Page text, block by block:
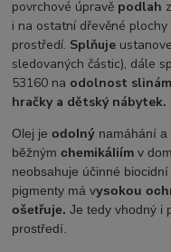
povrchové úpravě podlah
i na ostatní dřevěné
prostředí. Splňuje
sledovaných částic), dále
53160 na odolnost
hračky a dětský nábytek.
Olej jeodolný namáhání a
běžnýmchemikáliím v
neobsahuje účinné
pigmenty má vysokou
ošetřuje.Je tedy vhodný i
prostředí.